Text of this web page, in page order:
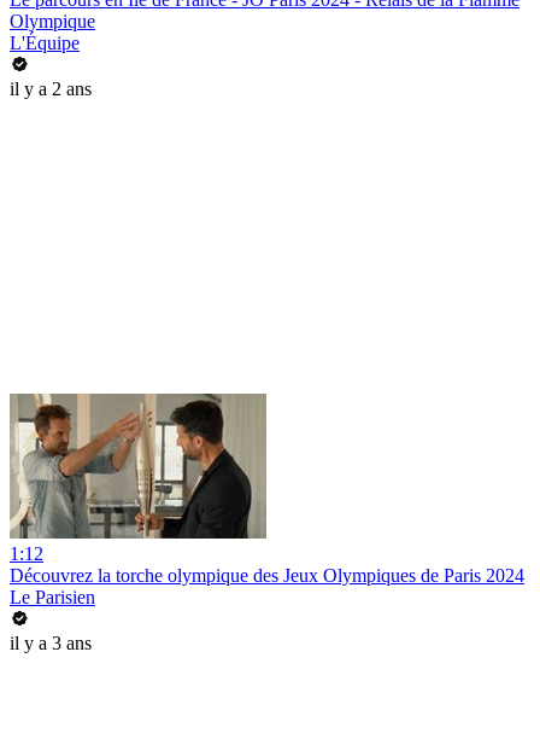
Olympique
L'Équipe
il y a 2 ans
1:12
Découvrez la torche olympique des Jeux Olympiques de Paris 2024
Le Parisien
il y a 3 ans